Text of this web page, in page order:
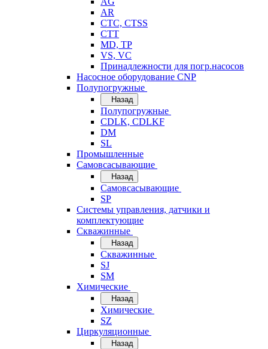
AR
CTC, CTSS
CTT
MD, TP
VS, VC
Принадлежности для погр.насосов
Насосное оборудование CNP
Полупогружные
Назад
Полупогружные
CDLK, CDLKF
DM
SL
Промышленные
Самовсасывающие
Назад
Самовсасывающие
SP
Системы управления, датчики и
комплектующие
Скважинные
Назад
Скважинные
SJ
SM
Химические
Назад
Химические
SZ
Циркуляционные
Назад